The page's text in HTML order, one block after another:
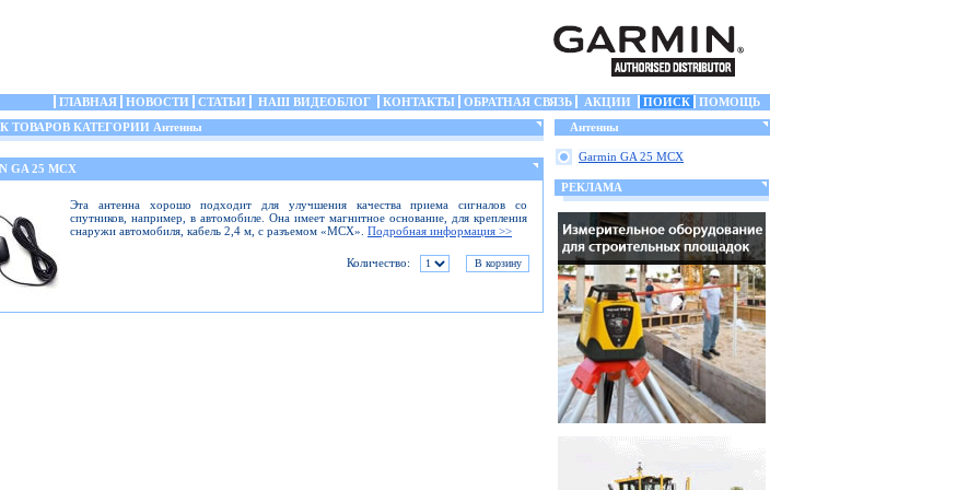
ГЛАВНАЯ НОВОСТИ СТАТЬИ НАШ ВИДЕОБЛОГ КОНТАКТЫ ОБРАТНАЯ СВЯЗЬ АКЦИИ ПОИСК
ПОМОЩЬ
КАТЕГОРИИ Антенны
GA 25 MCX
Эта антенна хорошо подходит для улучшения качества приема сигналов со
спутников, например, в автомобиле. Она имеет магнитное основание, для крепления
снаружи автомобиля, кабель 2,4 м, с разъемом «MCX». Подробная информация >>
Количество:
Антенны
Garmin GA 25 MCX
РЕКЛАМА